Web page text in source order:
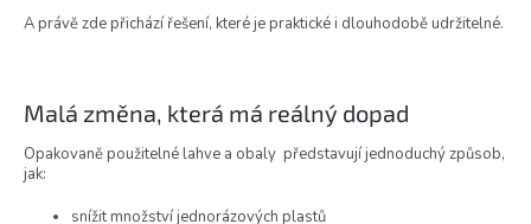
A právě zde přichází řešení, které je praktické i dlouhodobě udržitelné.
Malá změna, která má reálný dopad
Opakovaně použitelné lahve a obaly představují jednoduchý způsob,
jak:
snížit množství jednorázových plastů